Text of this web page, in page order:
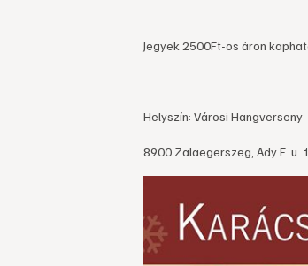
Jegyek 2500Ft-os áron
Helyszín: Városi
8900 Zalaegerszeg, Ady E. u.